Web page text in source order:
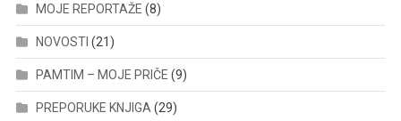
MOJE REPORTAŽE (8)
NOVOSTI (21)
PAMTIM – MOJE PRIČE (9)
PREPORUKE KNJIGA (29)